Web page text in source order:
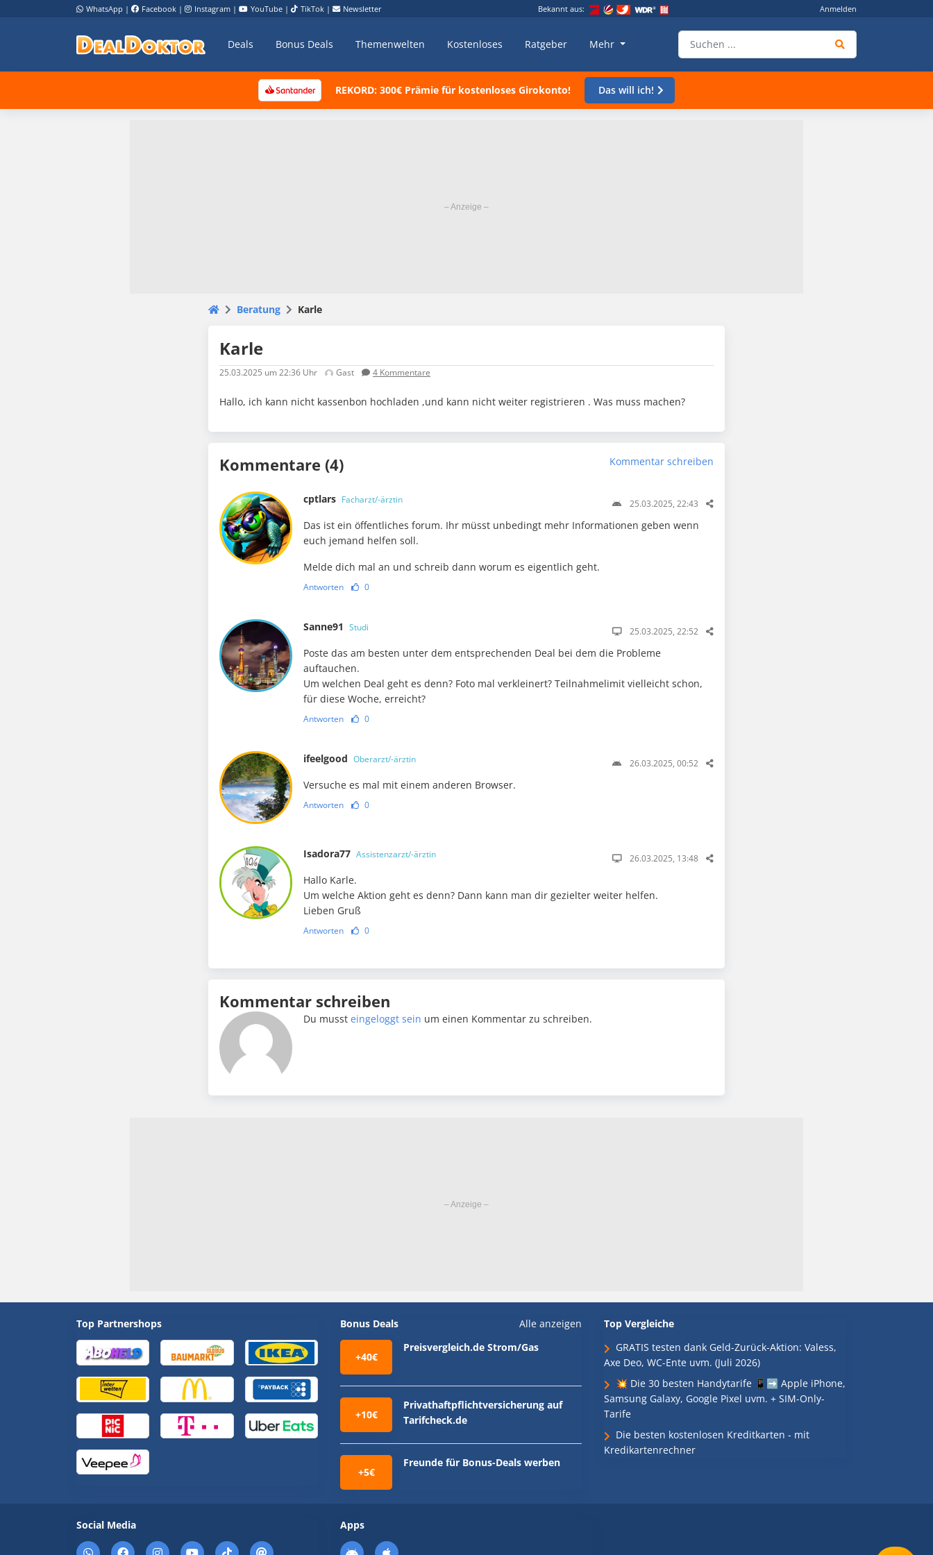
WhatsApp | Facebook | Instagram | YouTube | TikTok | Newsletter Bekannt aus: Anmelden
Deals Bonus Deals Themenwelten Kostenloses Ratgeber Mehr
REKORD: 300€ Prämie für kostenloses Girokonto! Das will ich!
Beratung Karle
Karle
25.03.2025 um 22:36 Uhr Gast 4 Kommentare
Hallo, ich kann nicht kassenbon hochladen ,und kann nicht weiter registrieren . Was muss machen?
Kommentare (4) Kommentar schreiben
cptlars Facharzt/-ärztin 25.03.2025, 22:43
Das ist ein öffentliches forum. Ihr müsst unbedingt mehr Informationen geben wenn
euch jemand helfen soll.
Melde dich mal an und schreib dann worum es eigentlich geht.
Antworten 0
Sanne91 Studi 25.03.2025, 22:52
Poste das am besten unter dem entsprechenden Deal bei dem die Probleme
auftauchen.
Um welchen Deal geht es denn? Foto mal verkleinert? Teilnahmelimit vielleicht schon,
für diese Woche, erreicht?
Antworten 0
ifeelgood Oberarzt/-ärztin 26.03.2025, 00:52
Versuche es mal mit einem anderen Browser.
Antworten 0
Isadora77 Assistenzarzt/-ärztin 26.03.2025, 13:48
Hallo Karle.
Um welche Aktion geht es denn? Dann kann man dir gezielter weiter helfen.
Lieben Gruß
Antworten 0
Kommentar schreiben
Du mussteingeloggt sein um einen Kommentar zu schreiben.
Top Partnershops Bonus Deals Alle anzeigen
+40€
Preisvergleich.de Strom/Gas
+10€
Privathaftpflichtversicherung auf
Tarifcheck.de
+5€
Freunde für Bonus-Deals werben
Top Vergleiche
GRATIS testen dank Geld-Zurück-Aktion: Valess,
Axe Deo, WC-Ente uvm. (Juli 2026)
💥 Die 30 besten Handytarife 📱➡️ Apple iPhone,
Samsung Galaxy, Google Pixel uvm. + SIM-Only-
Tarife
Die besten kostenlosen Kreditkarten - mit
Kredikartenrechner
Social Media Apps